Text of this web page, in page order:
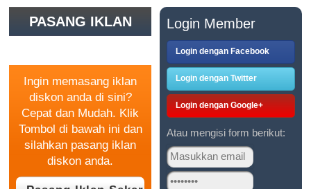
PASANG IKLAN
Ingin memasang iklan
diskon anda di sini?
Cepat dan Mudah. Klik
Tombol di bawah ini dan
silahkan pasang iklan
diskon anda.
Login Member
Login dengan Facebook
Login dengan Twitter
Login dengan Google+
Atau mengisi form berikut: